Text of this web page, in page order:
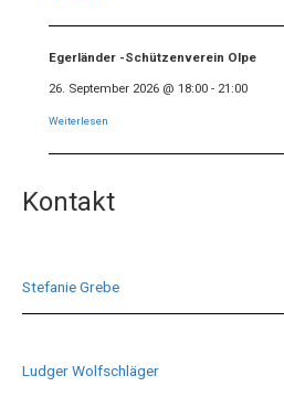
Egerländer -Schützenverein Olpe
26. September 2026 @ 18:00 - 21:00
Weiterlesen
Kontakt
Stefanie Grebe
Ludger Wolfschläger